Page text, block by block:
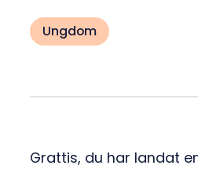
Ungdom
Grattis, du har landat